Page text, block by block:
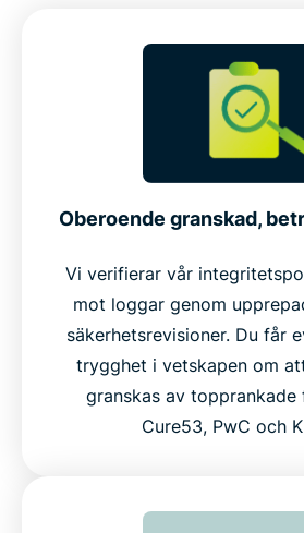
Oberoende granskad,
Vi verifierar vår
mot loggar genom
säkerhetsrevisioner. Du får
trygghet i vetskapen om
granskas av topprankade
Cure53, PwC och